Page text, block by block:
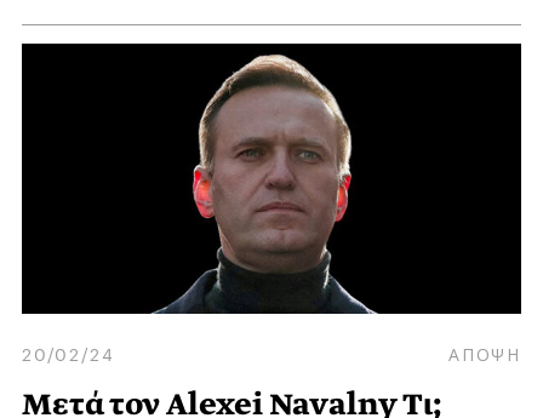
20/02/24 ΑΠΟΨΗ
Μετά τον Alexei Navalny Τι;